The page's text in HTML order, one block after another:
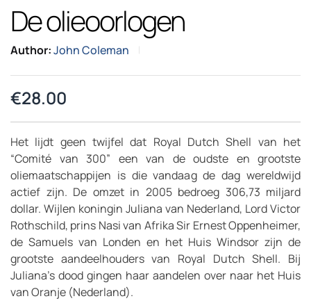
De olieoorlogen
Author:John Coleman
€28.00
Het lijdt geen twijfel dat Royal Dutch Shell van het
“Comité van 300” een van de oudste en grootste
oliemaatschappijen is die vandaag de dag wereldwijd
actief zijn. De omzet in 2005 bedroeg 306,73 miljard
dollar. Wijlen koningin Juliana van Nederland, Lord Victor
Rothschild, prins Nasi van Afrika Sir Ernest Oppenheimer,
de Samuels van Londen en het Huis Windsor zijn de
grootste aandeelhouders van Royal Dutch Shell. Bij
Juliana’s dood gingen haar aandelen over naar het Huis
van Oranje (Nederland).